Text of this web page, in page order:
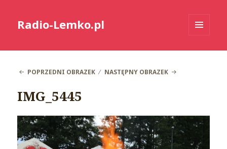
Radio-Lemko.pl
POPRZEDNI OBRAZEK
NASTĘPNY OBRAZEK
IMG_5445